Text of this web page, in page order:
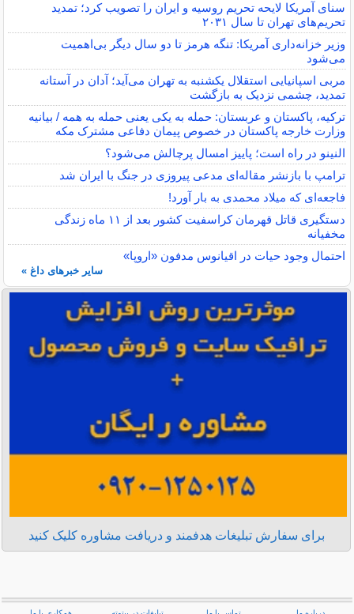
سنای آمریکا لایحه تحریم روسیه و ایران را تصویب کرد؛ تمدید
تحریم‌های تهران تا سال ۲۰۳۱
وزیر خزانه‌داری آمریکا: تنگه هرمز تا دو سال دیگر بی‌اهمیت
می‌شود
مربی اسپانیایی استقلال یکشنبه به تهران می‌آید؛ آدان در آستانه
تمدید، چشمی نزدیک به بازگشت
ترکیه، پاکستان و عربستان: حمله به یکی یعنی حمله به همه / بیانیه
وزارت خارجه پاکستان در خصوص پیمان دفاعی مشترک مکه
النینو در راه است؛ پاییز امسال پرچالش می‌شود؟
ترامپ با بازنشر مقاله‌ای مدعی پیروزی در جنگ با ایران شد
فاجعه‌ای که میلاد محمدی به بار آورد!
دستگیری قاتل قهرمان کراسفیت کشور بعد از ۱۱ ماه زندگی
مخفیانه
احتمال وجود حیات در اقیانوس مدفون «اروپا»
سایر خبرهای داغ »
برای سفارش تبلیغات هدفمند و دریافت مشاوره کلیک کنید